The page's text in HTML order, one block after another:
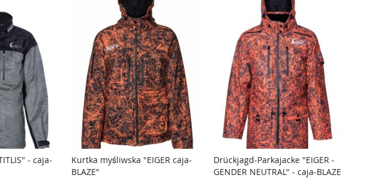
PORÓWNAJ
- caja-
Dodaj do koszyka PORÓWNAJ
Kurtka myśliwska "EIGER caja-
BLAZE"
Dodaj do koszyka PORÓWNAJ
Drückjagd-Parkajacke "EIGER -
GENDER NEUTRAL" - caja-BLAZE